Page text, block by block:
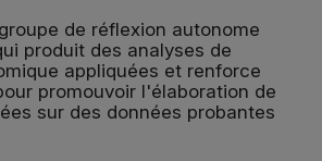
de réflexion autonome
produit des analyses de
appliquées et renforce
promouvoir l'élaboration de
sur des données probantes